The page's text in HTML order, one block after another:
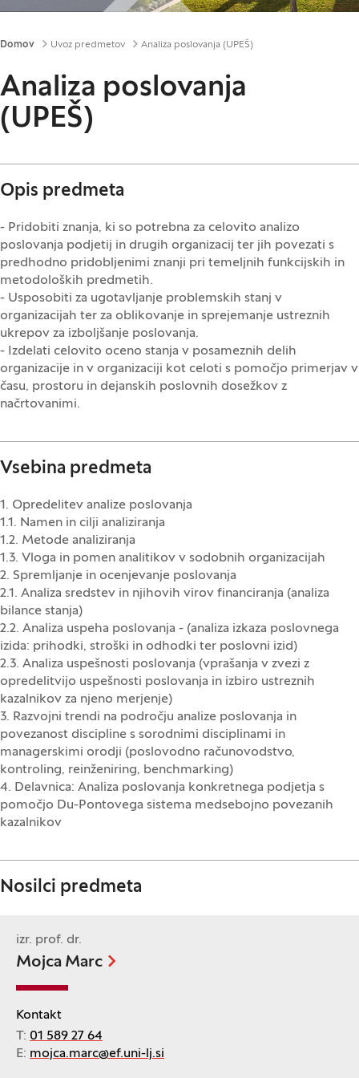
Drobtinice
Domov Uvoz predmetov Analiza poslovanja (UPEŠ)
Analiza poslovanja
(UPEŠ)
Opis predmeta
- Pridobiti znanja, ki so potrebna za celovito analizo
poslovanja podjetij in drugih organizacij ter jih povezati s
predhodno pridobljenimi znanji pri temeljnih funkcijskih in
metodoloških predmetih.
- Usposobiti za ugotavljanje problemskih stanj v
organizacijah ter za oblikovanje in sprejemanje ustreznih
ukrepov za izboljšanje poslovanja.
- Izdelati celovito oceno stanja v posameznih delih
organizacije in v organizaciji kot celoti s pomočjo primerjav v
času, prostoru in dejanskih poslovnih dosežkov z
načrtovanimi.
Vsebina predmeta
1. Opredelitev analize poslovanja
1.1. Namen in cilji analiziranja
1.2. Metode analiziranja
1.3. Vloga in pomen analitikov v sodobnih organizacijah
2. Spremljanje in ocenjevanje poslovanja
2.1. Analiza sredstev in njihovih virov financiranja (analiza
bilance stanja)
2.2. Analiza uspeha poslovanja - (analiza izkaza poslovnega
izida: prihodki, stroški in odhodki ter poslovni izid)
2.3. Analiza uspešnosti poslovanja (vprašanja v zvezi z
opredelitvijo uspešnosti poslovanja in izbiro ustreznih
kazalnikov za njeno merjenje)
3. Razvojni trendi na področju analize poslovanja in
povezanost discipline s sorodnimi disciplinami in
managerskimi orodji (poslovodno računovodstvo,
kontroling, reinženiring, benchmarking)
4. Delavnica: Analiza poslovanja konkretnega podjetja s
pomočjo Du-Pontovega sistema medsebojno povezanih
kazalnikov
Nosilci predmeta
izr. prof. dr.
Mojca Marc
Kontakt
T: 01 589 27 64
E: mojca.marc@ef.uni-lj.si